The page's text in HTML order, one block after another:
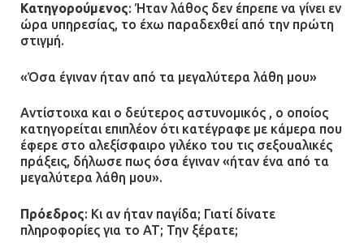
Κατηγορούμενος: Ήταν λάθος δεν έπρεπε να γίνει εν
ώρα υπηρεσίας, το έχω παραδεχθεί από την πρώτη
στιγμή.
«Όσα έγιναν ήταν από τα μεγαλύτερα λάθη μου»
Αντίστοιχα και ο δεύτερος αστυνομικός , ο οποίος
κατηγορείται επιπλέον ότι κατέγραφε με κάμερα που
έφερε στο αλεξίσφαιρο γιλέκο του τις σεξουαλικές
πράξεις, δήλωσε πως όσα έγιναν «ήταν ένα από τα
μεγαλύτερα λάθη μου».
Πρόεδρος: Κι αν ήταν παγίδα; Γιατί δίνατε
πληροφορίες για το ΑΤ; Την ξέρατε;